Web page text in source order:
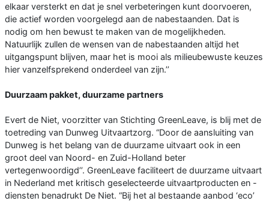
elkaar versterkt en dat je snel verbeteringen kunt doorvoeren,
die actief worden voorgelegd aan de nabestaanden. Dat is
nodig om hen bewust te maken van de mogelijkheden.
Natuurlijk zullen de wensen van de nabestaanden altijd het
uitgangspunt blijven, maar het is mooi als milieubewuste keuzes
hier vanzelfsprekend onderdeel van zijn.’’
Duurzaam pakket, duurzame partners
Evert de Niet, voorzitter van Stichting GreenLeave, is blij met de
toetreding van Dunweg Uitvaartzorg. “Door de aansluiting van
Dunweg is het belang van de duurzame uitvaart ook in een
groot deel van Noord- en Zuid-Holland beter
vertegenwoordigd’’. GreenLeave faciliteert de duurzame uitvaart
in Nederland met kritisch geselecteerde uitvaartproducten en -
diensten benadrukt De Niet. “Bij het al bestaande aanbod ‘eco’